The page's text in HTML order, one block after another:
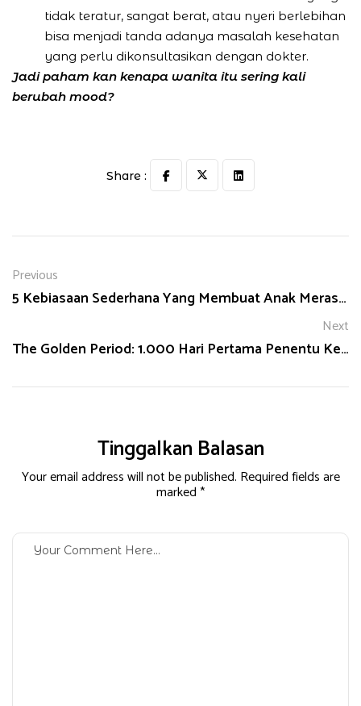
tidak teratur, sangat berat, atau nyeri berlebihan
bisa menjadi tanda adanya masalah kesehatan
yang perlu dikonsultasikan dengan dokter.
Jadi paham kan kenapa wanita itu sering kali
berubah mood?
Share :
Previous
5 Kebiasaan Sederhana Yang Membuat Anak Merasa Dicintai
Next
The Golden Period: 1.000 Hari Pertama Penentu Kehidupan Anak
Tinggalkan Balasan
Your email address will not be published. Required fields are
marked *